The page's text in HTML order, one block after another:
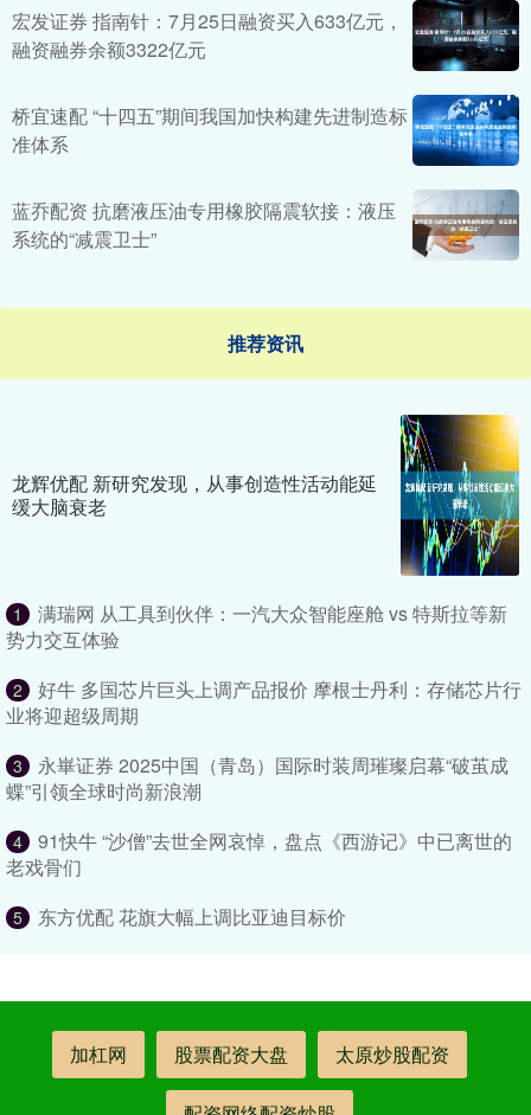
宏发证券 指南针：7月25日融资买入633亿元，
融资融券余额3322亿元
桥宜速配 “十四五”期间我国加快构建先进制造标
准体系
蓝乔配资 抗磨液压油专用橡胶隔震软接：液压
系统的“减震卫士”
推荐资讯
龙辉优配 新研究发现，从事创造性活动能延
缓大脑衰老
1
满瑞网 从工具到伙伴：一汽大众智能座舱 vs 特斯拉等新
势力交互体验
2
好牛 多国芯片巨头上调产品报价 摩根士丹利：存储芯片行
业将迎超级周期
3
永崋证券 2025中国（青岛）国际时装周璀璨启幕“破茧成
蝶”引领全球时尚新浪潮
4
91快牛 “沙僧”去世全网哀悼，盘点《西游记》中已离世的
老戏骨们
5 东方优配 花旗大幅上调比亚迪目标价
加杠网 股票配资大盘 太原炒股配资